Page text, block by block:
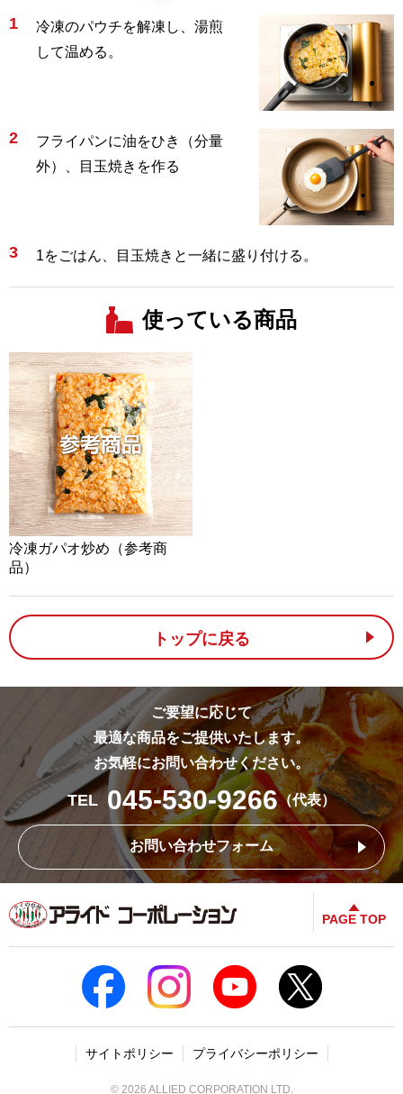
1
冷凍のパウチを解凍し、湯煎
して温める。
2
フライパンに油をひき（分量
外）、目玉焼きを作る
3 1をごはん、目玉焼きと一緒に盛り付ける。
使っている商品
冷凍ガパオ炒め（参考商
品）
トップに戻る
ご要望に応じて
最適な商品をご提供いたします。
お気軽にお問い合わせください。
TEL 045-530-9266（代表）
お問い合わせフォーム
PAGE TOP
サイトポリシー プライバシーポリシー
© 2026 ALLIED CORPORATION LTD.